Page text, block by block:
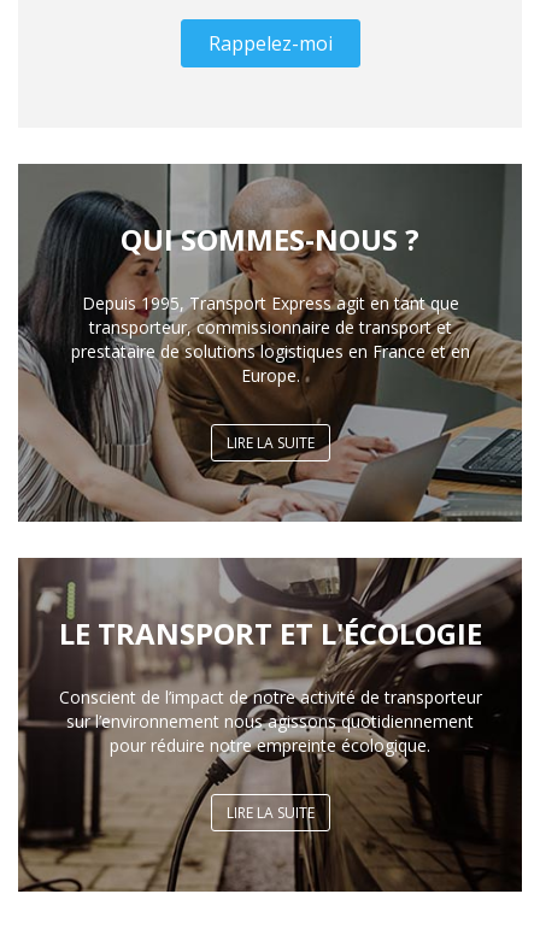
Rappelez-moi
QUI SOMMES-NOUS ?
Depuis 1995, Transport Express agit en tant que
transporteur, commissionnaire de transport et
prestataire de solutions logistiques en France et en
Europe.
LIRE LA SUITE
LE TRANSPORT ET L'ÉCOLOGIE
Conscient de l’impact de notre activité de transporteur
sur l’environnement nous agissons quotidiennement
pour réduire notre empreinte écologique.
LIRE LA SUITE